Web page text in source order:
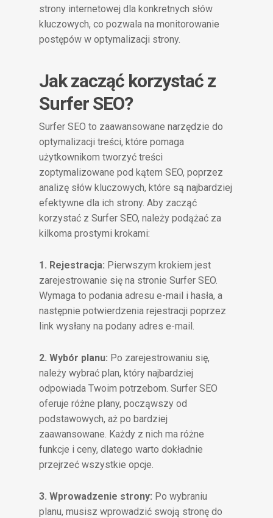
strony internetowej dla konkretnych słów
kluczowych, co pozwala na monitorowanie
postępów w optymalizacji strony.
Jak zacząć korzystać z
Surfer SEO?
Surfer SEO to zaawansowane narzędzie do
optymalizacji treści, które pomaga
użytkownikom tworzyć treści
zoptymalizowane pod kątem SEO, poprzez
analizę słów kluczowych, które są najbardziej
efektywne dla ich strony. Aby zacząć
korzystać z Surfer SEO, należy podążać za
kilkoma prostymi krokami:
1. Rejestracja: Pierwszym krokiem jest
zarejestrowanie się na stronie Surfer SEO.
Wymaga to podania adresu e-mail i hasła, a
następnie potwierdzenia rejestracji poprzez
link wysłany na podany adres e-mail.
2. Wybór planu: Po zarejestrowaniu się,
należy wybrać plan, który najbardziej
odpowiada Twoim potrzebom. Surfer SEO
oferuje różne plany, począwszy od
podstawowych, aż po bardziej
zaawansowane. Każdy z nich ma różne
funkcje i ceny, dlatego warto dokładnie
przejrzeć wszystkie opcje.
3. Wprowadzenie strony: Po wybraniu
planu, musisz wprowadzić swoją stronę do